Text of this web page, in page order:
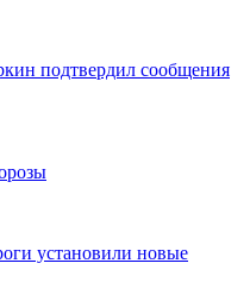
подтвердил сообщения
установили новые